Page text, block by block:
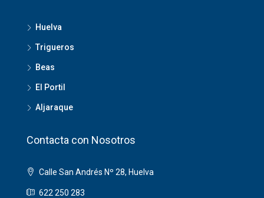
Huelva
Trigueros
Beas
El Portil
Aljaraque
Contacta con Nosotros
Calle San Andrés Nº 28, Huelva
622 250 283